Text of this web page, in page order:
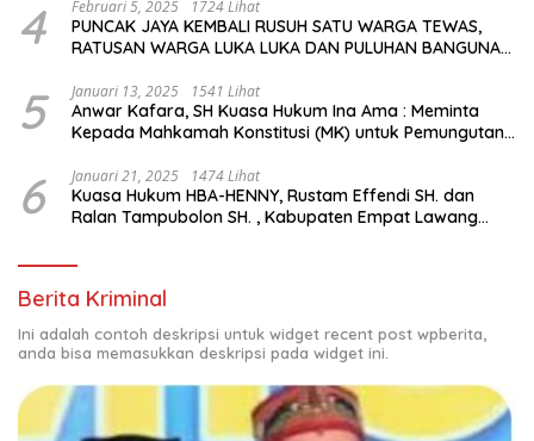
dan Bapak Rey Mencabut Gugatannya ke MK
4 Februari 5, 2025 1724 Lihat
PUNCAK JAYA KEMBALI RUSUH SATU WARGA TEWAS,
RATUSAN WARGA LUKA LUKA DAN PULUHAN BANGUNAN
5 Januari 13, 2025 1541 Lihat
Anwar Kafara, SH Kuasa Hukum Ina Ama : Meminta
Kepada Mahkamah Konstitusi (MK) untuk Pemungutan
6 Januari 21, 2025 1474 Lihat
Kuasa Hukum HBA-HENNY, Rustam Effendi SH. dan
Ralan Tampubolon SH. , Kabupaten Empat Lawang
Berita Kriminal
Ini adalah contoh deskripsi untuk widget recent post wpberita,
anda bisa memasukkan deskripsi pada widget ini.